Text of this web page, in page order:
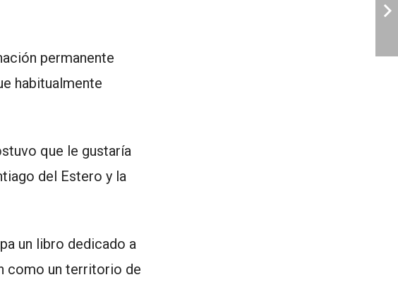
permanente
habitualmente
que le gustaría
del Estero y la
un libro dedicado a
como un territorio de